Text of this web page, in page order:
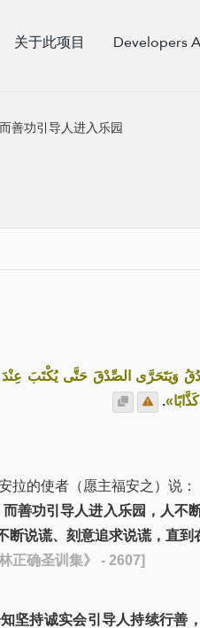
关于此项目 Developers
善功引导人进入乐园
وَيَتَحَرَّى الصِّدْقَ حَتَّى يُكْتَبَ عِنْدَ
.
拉的使者（愿主福安之）说：
善功引导人进入乐园，人
说谎、刻意追求说谎，直到
正确圣训集》 - 2607]
坚持诚实会引导人持续行